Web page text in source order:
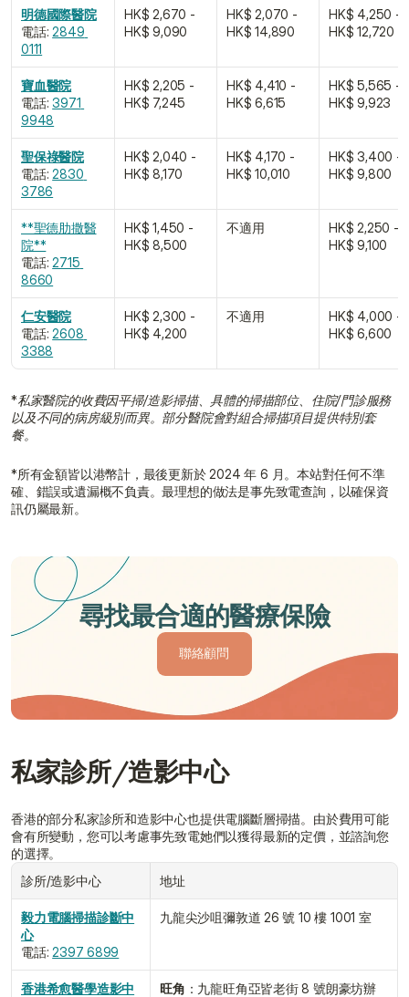
明德國際醫院
電話: 2849
0111
HK$ 2,670 -
HK$ 9,090
HK$ 2,070 -
HK$ 14,890
HK$ 4,250 -
HK$ 12,720
寶血醫院
電話: 3971
9948
HK$ 2,205 -
HK$ 7,245
HK$ 4,410 -
HK$ 6,615
HK$ 5,565 -
HK$ 9,923
聖保祿醫院
電話: 2830
3786
HK$ 2,040 -
HK$ 8,170
HK$ 4,170 -
HK$ 10,010
HK$ 3,400 -
HK$ 9,800
**聖德肋撒醫
院﻿**
電話: 2715
8660
HK$ 1,450 -
HK$ 8,500
不適用
HK$ 2,250 -
HK$ 9,100
仁安醫院
電話: 2608
3388
HK$ 2,300 -
HK$ 4,200
不適用
HK$ 4,000 -
HK$ 6,600
*私家醫院的收費因平掃/造影掃描、具體的掃描部位、住院/門診服務
以及不同的病房級別而異。部分醫院會對組合掃描項目提供特別套
餐。
*所有金額皆以港幣計，最後更新於 2024 年 6 月。本站對任何不準
確、錯誤或遺漏概不負責。最理想的做法是事先致電查詢，以確保資
訊仍屬最新。
尋找最合適的醫療保險
聯絡顧問
私家診所/造影中心
香港的部分私家診所和造影中心也提供電腦斷層掃描。由於費用可能
會有所變動，您可以考慮事先致電她們以獲得最新的定價，並諮詢您
的選擇。
診所/造影中心
地址
毅力電腦掃描診斷中
心
電話: 2397 6899
九龍尖沙咀彌敦道 26 號 10 樓 1001 室
香港希愈醫學造影中
旺角 ：九龍旺角亞皆老街 8 號朗豪坊辦